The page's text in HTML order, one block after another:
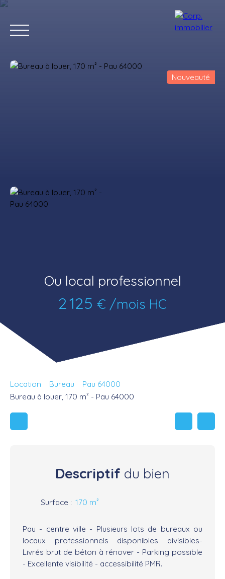
Nouveauté
Ou local professionnel
2 125 € /mois HC
Location Bureau
Pau 64000
Bureau à louer, 170 m² - Pau 64000
Descriptif du bien
Surface : 170 m²
Pau - centre ville - Plusieurs lots de bureaux ou
locaux professionnels disponibles divisibles-
Livrés brut de béton à rénover - Parking possible
- Excellente visibilité - accessibilité PMR.